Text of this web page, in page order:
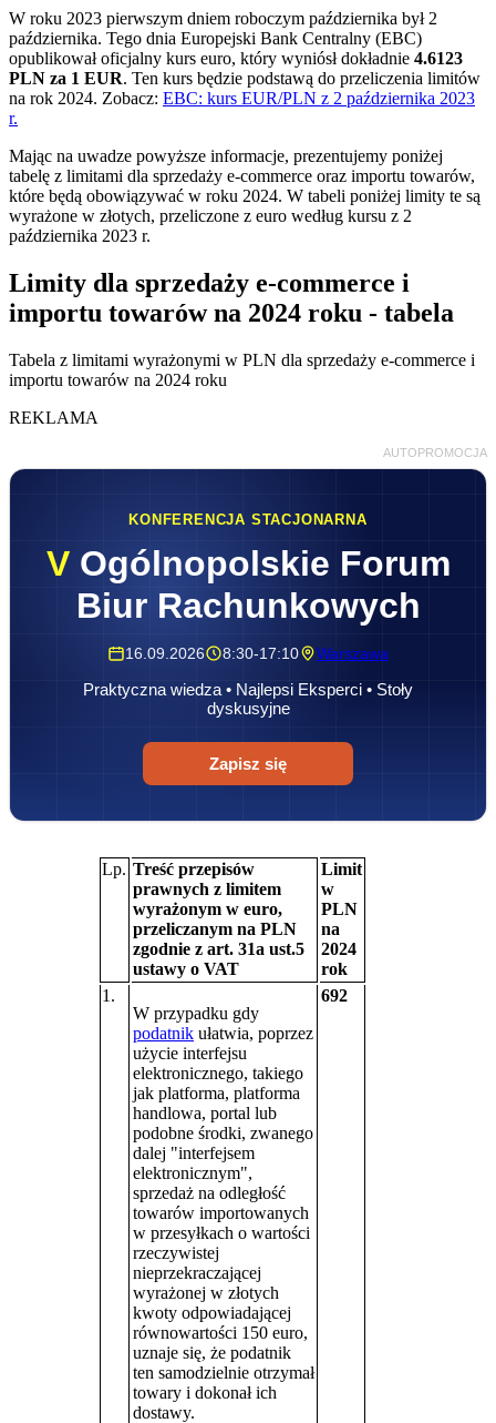
W roku 2023 pierwszym dniem roboczym października był 2
października. Tego dnia Europejski Bank Centralny (EBC)
opublikował oficjalny kurs euro, który wyniósł dokładnie 4.6123
PLN za 1 EUR. Ten kurs będzie podstawą do przeliczenia limitów
na rok 2024. Zobacz: EBC: kurs EUR/PLN z 2 października 2023
r.
Mając na uwadze powyższe informacje, prezentujemy poniżej
tabelę z limitami dla sprzedaży e-commerce oraz importu towarów,
które będą obowiązywać w roku 2024. W tabeli poniżej limity te są
wyrażone w złotych, przeliczone z euro według kursu z 2
października 2023 r.
Limity dla sprzedaży e-commerce i
importu towarów na 2024 roku - tabela
Tabela z limitami wyrażonymi w PLN dla sprzedaży e-commerce i
importu towarów na 2024 roku
REKLAMA
AUTOPROMOCJA
KONFERENCJA STACJONARNA
VOgólnopolskie Forum
Biur Rachunkowych
16.09.2026 8:30-17:10 Warszawa
Praktyczna wiedza • Najlepsi Eksperci • Stoły
dyskusyjne
Zapisz się
Lp. Treść przepisów
prawnych z limitem
wyrażonym w euro,
przeliczanym na PLN
zgodnie z art. 31a ust.5
ustawy o VAT
Limit
w
PLN
na
2024
rok
1.
W przypadku gdy
podatnik ułatwia, poprzez
użycie interfejsu
elektronicznego, takiego
jak platforma, platforma
handlowa, portal lub
podobne środki, zwanego
dalej "interfejsem
elektronicznym",
sprzedaż na odległość
towarów importowanych
w przesyłkach o wartości
rzeczywistej
nieprzekraczającej
wyrażonej w złotych
kwoty odpowiadającej
równowartości 150 euro,
uznaje się, że podatnik
ten samodzielnie otrzymał
towary i dokonał ich
dostawy.
692